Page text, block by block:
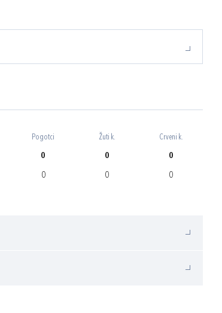
Pogotci Žuti k. Crveni k.
0 0 0
0 0 0